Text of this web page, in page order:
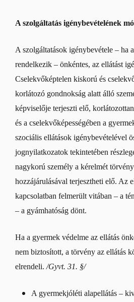
A szolgáltatás igénybevételének
A szolgáltatások igénybevétele – ha
rendelkezik – önkéntes, az ellátást
Cselekvőképtelen kiskorú és
korlátozó gondnokság alatt álló
képviselője terjeszti elő,
és a cselekvőképességében a
szociális ellátások igénybevételével
jognyilatkozatok tekintetében
nagykorú személy a kérelmét
hozzájárulásával terjesztheti elő. Az
kapcsolatban felmerült vitában – a
– a gyámhatóság dönt.
Ha a gyermek védelme az ellátás
nem biztosított, a törvény az ellátás
elrendeli. /Gyvt. 31. §/
A gyermekjóléti alapellátás –